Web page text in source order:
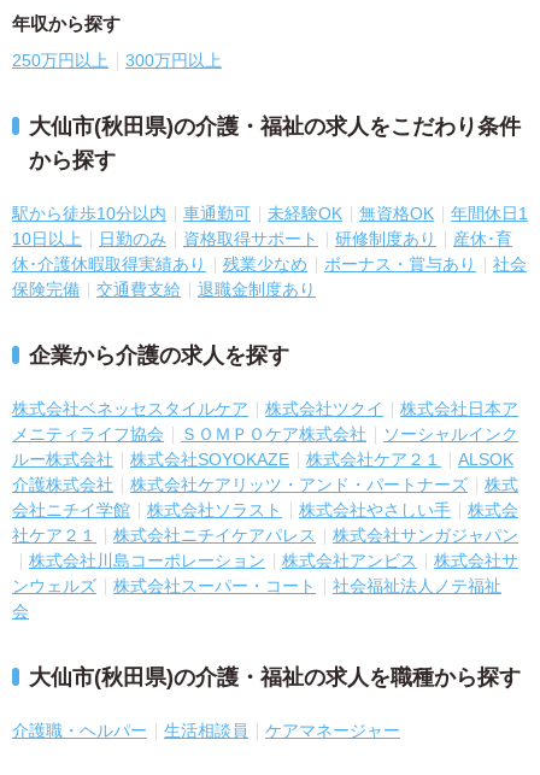
年収から探す
250万円以上 300万円以上
大仙市(秋田県)の介護・福祉の求人をこだわり条件
から探す
駅から徒歩10分以内 車通勤可 未経験OK 無資格OK
年間休日1
10日以上
日勤のみ 資格取得サポート 研修制度あり
産休･育
休･介護休暇取得実績あり
残業少なめ ボーナス・賞与あり
社会
保険完備
交通費支給 退職金制度あり
企業から介護の求人を探す
株式会社ベネッセスタイルケア 株式会社ツクイ
株式会社日本ア
メニティライフ協会
ＳＯＭＰＯケア株式会社
ソーシャルインク
ルー株式会社
株式会社SOYOKAZE 株式会社ケア２１
ALSOK
介護株式会社
株式会社ケアリッツ・アンド・パートナーズ
株式
会社ニチイ学館
株式会社ソラスト 株式会社やさしい手
株式会
社ケア２１
株式会社ニチイケアパレス
株式会社サンガジャパン
株式会社川島コーポレーション
株式会社アンビス
株式会社サ
ンウェルズ
株式会社スーパー・コート
社会福祉法人ノテ福祉
会
大仙市(秋田県)の介護・福祉の求人を職種から探す
介護職・ヘルパー 生活相談員 ケアマネージャー